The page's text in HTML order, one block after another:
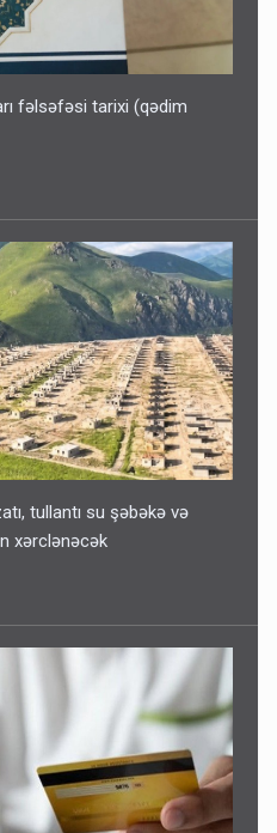
fəlsəfəsi tarixi (qədim
tullantı su şəbəkə və
xərclənəcək